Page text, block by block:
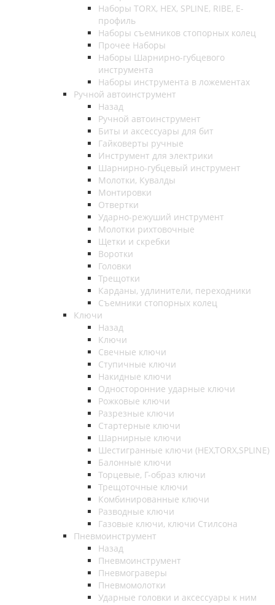
Наборы TORX, HEX, SPLINE, RIBE, E-
профиль
Наборы съемников стопорных колец
Прочее Наборы
Наборы Шарнирно-губцевого
инструмента
Наборы инструмента в ложементах
Ручной автоинструмент
Назад
Ручной автоинструмент
Биты и аксессуары для бит
Гайковерты ручные
Инструмент для электрики
Шарнирно-губцевый инструмент
Молотки, Кувалды
Монтировки
Отвертки
Ударно-режуший инструмент
Молотки рихтовочные
Щетки и скребки
Воротки
Головки
Трещотки
Карданы, удлинители, переходники
Съемники стопорных колец
Ключи
Назад
Ключи
Свечные ключи
Ступичные ключи
Накидные ключи
Односторонние ударные ключи
Рожковые ключи
Разрезные ключи
Стартерные ключи
Шарнирные ключи
Шестигранные ключи (HEX,TORX,SPLINE)
Балонные ключи
Торцевые, Г-образ ключи
Трещоточные ключи
Комбинированные ключи
Разводные ключи
Газовые ключи, ключи Стилсона
Пневмоинструмент
Назад
Пневмоинструмент
Пневмограверы
Пневмомолотки
Ударные головки и аксессуары к ним